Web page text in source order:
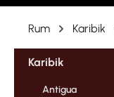
Rum Karibik
Karibik
Antigua